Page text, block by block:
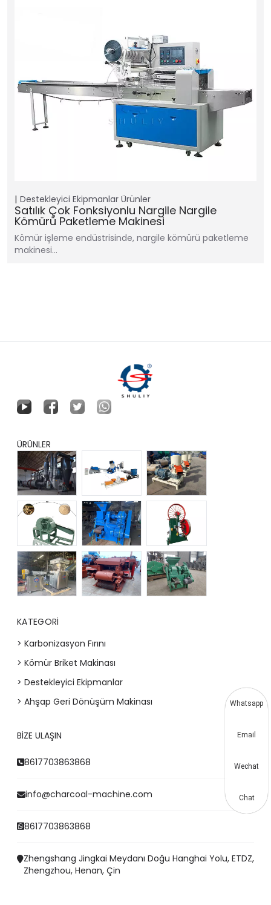
Destekleyici Ekipmanlar Ürünler
Satılık Çok Fonksiyonlu Nargile Nargile
Kömürü Paketleme Makinesi
Kömür işleme endüstrisinde, nargile kömürü paketleme
makinesi…
ÜRÜNLER
KATEGORI
> Karbonizasyon Fırını
> Kömür Briket Makinası
> Destekleyici Ekipmanlar
> Ahşap Geri Dönüşüm Makinası
BIZE ULAŞIN
8617703863868
info@charcoal-machine.com
8617703863868
Zhengshang Jingkai Meydanı Doğu Hanghai Yolu, ETDZ,
Zhengzhou, Henan, Çin
Whatsapp
Email
Wechat
Chat